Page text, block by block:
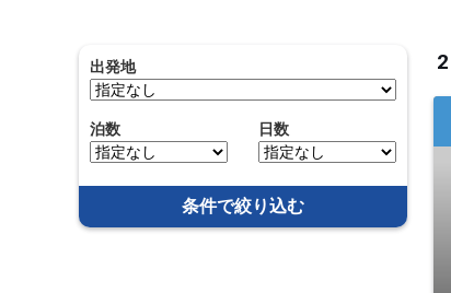
出発地
泊数 日数
条件で絞り込む
2